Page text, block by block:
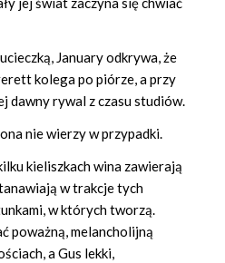
January odkrywa, że
kolega po piórze, a przy
dawny rywal z czasu studiów.
nie wierzy w przypadki.
kieliszkach wina zawierają
w trakcje tych
w których tworzą.
poważną, melancholijną
a Gus lekki,